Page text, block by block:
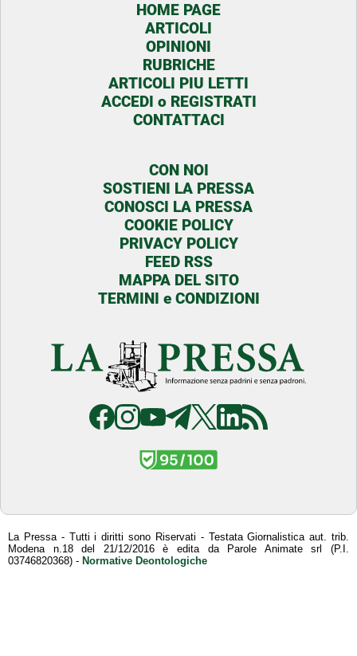
HOME PAGE
ARTICOLI
OPINIONI
RUBRICHE
ARTICOLI PIU LETTI
ACCEDI o REGISTRATI
CONTATTACI
CON NOI
SOSTIENI LA PRESSA
CONOSCI LA PRESSA
COOKIE POLICY
PRIVACY POLICY
FEED RSS
MAPPA DEL SITO
TERMINI e CONDIZIONI
La Pressa - Tutti i diritti sono Riservati - Testata Giornalistica aut. trib.
Modena n.18 del 21/12/2016 è edita da Parole Animate srl (P.I.
03746820368) - Normative Deontologiche